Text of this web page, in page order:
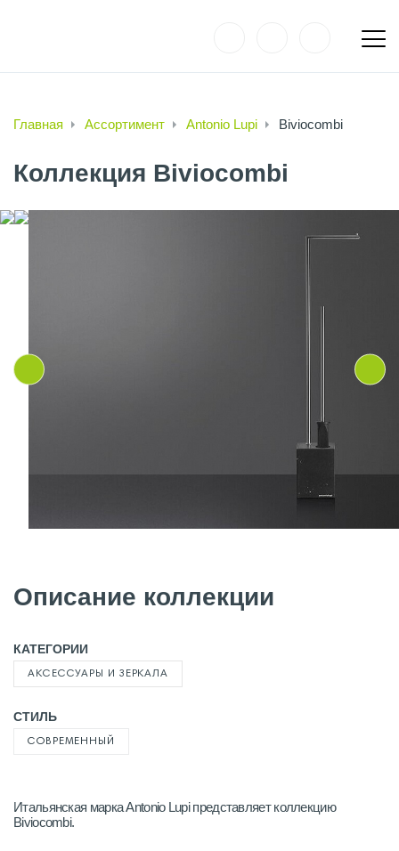
Главная Ассортимент Antonio Lupi Biviocombi
Коллекция Biviocombi
Описание коллекции
КАТЕГОРИИ
АКСЕССУАРЫ И ЗЕРКАЛА
СТИЛЬ
СОВРЕМЕННЫЙ
Итальянская марка Antonio Lupi представляет коллекцию
Biviocombi.